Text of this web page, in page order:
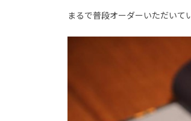
まるで普段オーダーいただいて